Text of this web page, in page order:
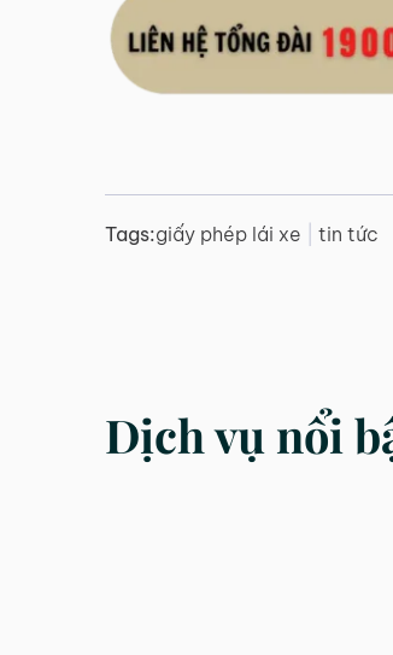
Tags:giấy phép lái xe tin tức
Dịch vụ nổi